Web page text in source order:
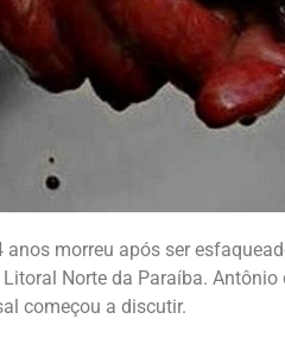
anos morreu após ser
Norte da Paraíba.
começou a discutir.